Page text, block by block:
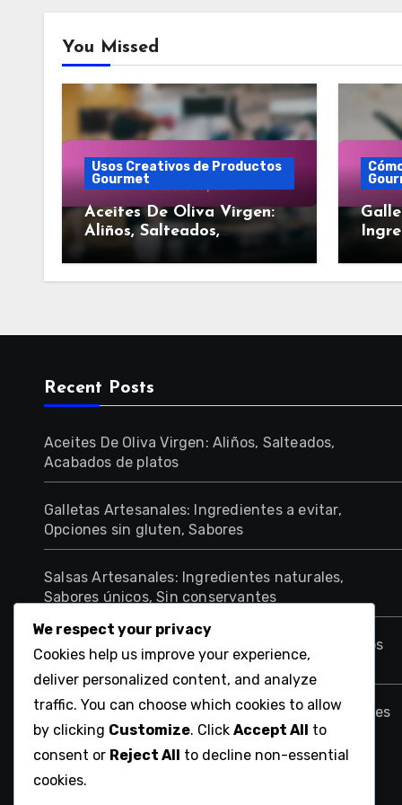
You Missed
Usos Creativos de Productos
Gourmet
Aceites De Oliva Virgen:
Aliños, Salteados,
Recent Posts
Aceites De Oliva Virgen: Aliños, Salteados,
Acabados de platos
Galletas Artesanales: Ingredientes a evitar,
Opciones sin gluten, Sabores
Salsas Artesanales: Ingredientes naturales,
Sabores únicos, Sin conservantes
Quesos Curados: Combinaciones con vinos, Tipos
de leche, Métodos de conservación
Mermeladas Caseras: Frutas frescas, Sin azúcares
añadidos, Sabores auténticos
We respect your privacy
Cookies help us improve your experience,
deliver personalized content, and analyze
traffic. You can choose which cookies to allow
by clicking Customize. Click Accept All
to
consent or Reject All
to decline non-essential
cookies.